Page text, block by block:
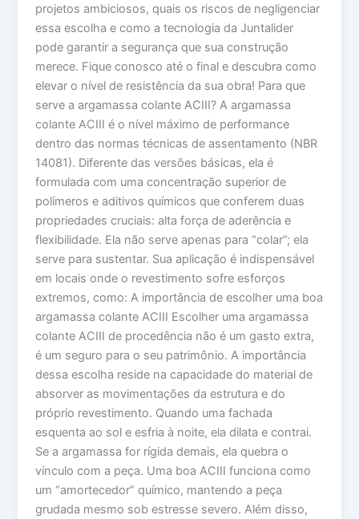
projetos ambiciosos, quais os riscos de negligenciar
essa escolha e como a tecnologia da Juntalider
pode garantir a segurança que sua construção
merece. Fique conosco até o final e descubra como
elevar o nível de resistência da sua obra! Para que
serve a argamassa colante ACIII? A argamassa
colante ACIII é o nível máximo de performance
dentro das normas técnicas de assentamento (NBR
14081). Diferente das versões básicas, ela é
formulada com uma concentração superior de
polímeros e aditivos químicos que conferem duas
propriedades cruciais: alta força de aderência e
flexibilidade. Ela não serve apenas para “colar”; ela
serve para sustentar. Sua aplicação é indispensável
em locais onde o revestimento sofre esforços
extremos, como: A importância de escolher uma boa
argamassa colante ACIII Escolher uma argamassa
colante ACIII de procedência não é um gasto extra,
é um seguro para o seu patrimônio. A importância
dessa escolha reside na capacidade do material de
absorver as movimentações da estrutura e do
próprio revestimento. Quando uma fachada
esquenta ao sol e esfria à noite, ela dilata e contrai.
Se a argamassa for rígida demais, ela quebra o
vínculo com a peça. Uma boa ACIII funciona como
um “amortecedor” químico, mantendo a peça
grudada mesmo sob estresse severo. Além disso,